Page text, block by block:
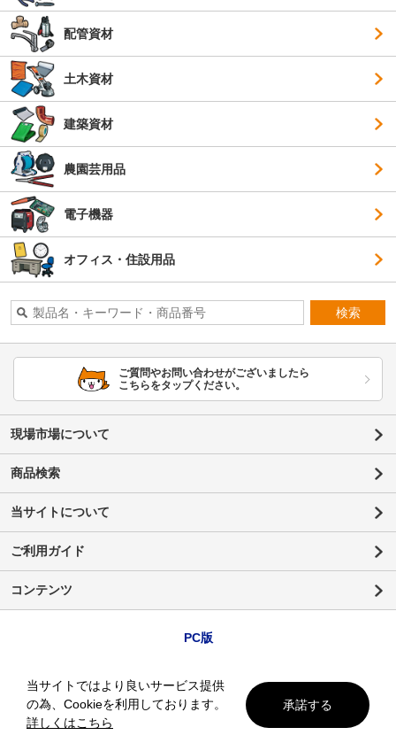
配管資材
土木資材
建築資材
農園芸用品
電子機器
オフィス・住設用品
検索
ご質問やお問い合わせがございましたら
こちらをタップください。
現場市場について
商品検索
当サイトについて
ご利用ガイド
コンテンツ
PC版
当サイトではより良いサービス提供
の為、Cookieを利用しております。
詳しくはこちら
承諾する